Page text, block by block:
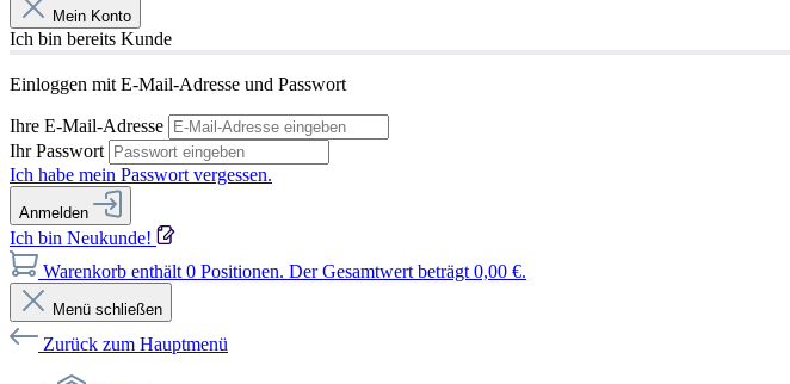
Mein Konto
Ich bin bereits Kunde
Einloggen mit E-Mail-Adresse und Passwort
Ihre E-Mail-Adresse
Ihr Passwort
Ich habe mein Passwort vergessen.
Anmelden
Ich bin Neukunde!
Warenkorb enthält 0 Positionen. Der Gesamtwert beträgt 0,00 €.
Menü schließen
Zurück zum Hauptmenü